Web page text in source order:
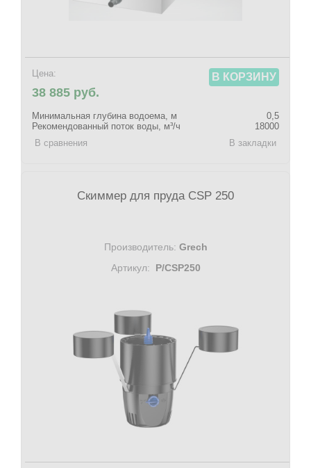
Цена:
38 885 руб.
В КОРЗИНУ
Минимальная глубина водоема, м
0,5
Рекомендованный поток воды, м³/ч
18000
В сравнения
В закладки
Скиммер для пруда CSP 250
Производитель: Grech
Артикул: P/CSP250